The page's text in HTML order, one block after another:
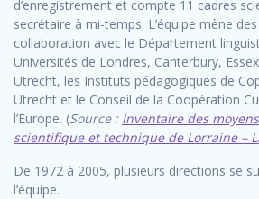
d’enregistrement et compte 11 cadres
secrétaire à mi-temps. L’équipe mène
collaboration avec le Département
Universités de Londres, Canterbury,
Utrecht, les Instituts pédagogiques de
Utrecht et le Conseil de la Coopération
l’Europe. (Source : Inventaire des
scientifique et technique de Lorraine –
De 1972 à 2005, plusieurs directions se
l’équipe.